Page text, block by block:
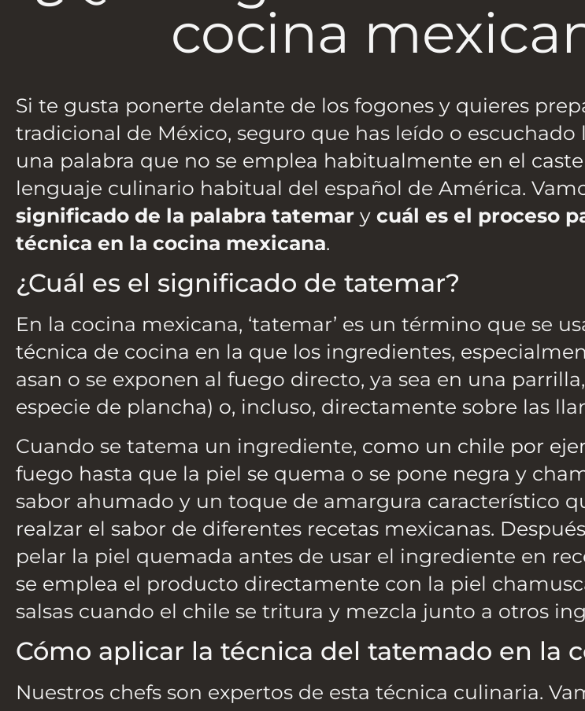
cocina
Si te gusta ponerte delante de los fogones y quieres
tradicional de México, seguro que has leído o escuchado
una palabra que no se emplea habitualmente en el
lenguaje culinario habitual del español de América.
significado de la palabra tatemar y cuál es el proceso
técnica en la cocina mexicana.
¿Cuál es el significado de tatemar?
En la cocina mexicana, ‘tatemar’ es un término que se
técnica de cocina en la que los ingredientes,
asan o se exponen al fuego directo, ya sea en una
especie de plancha) o, incluso, directamente sobre las
Cuando se tatema un ingrediente, como un chile por
fuego hasta que la piel se quema o se pone negra y
sabor ahumado y un toque de amargura característico
realzar el sabor de diferentes recetas mexicanas.
pelar la piel quemada antes de usar el ingrediente en
se emplea el producto directamente con la piel
salsas cuando el chile se tritura y mezcla junto a otros
Cómo aplicar la técnica del tatemado en la
Nuestros chefs son expertos de esta técnica culinaria.